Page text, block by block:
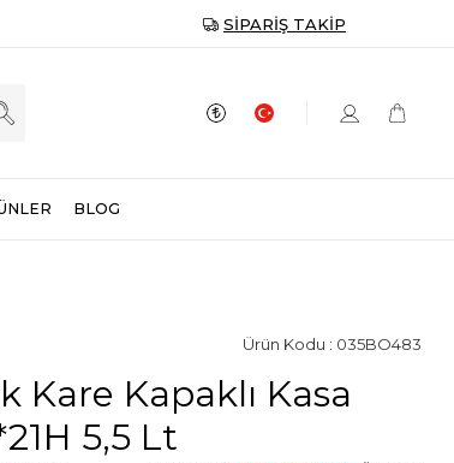
SIPARIŞ TAKIP
BLOG
Ürün Kodu : 035BO483
Kare Kapaklı Kasa
5,5 Lt